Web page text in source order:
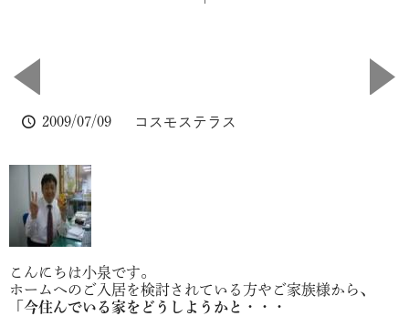
2009/07/09 コスモステラス
こんにちは小泉です。
ホームへのご入居を検討されている方やご家族様から、
「今住んでいる家をどうしようかと・・・